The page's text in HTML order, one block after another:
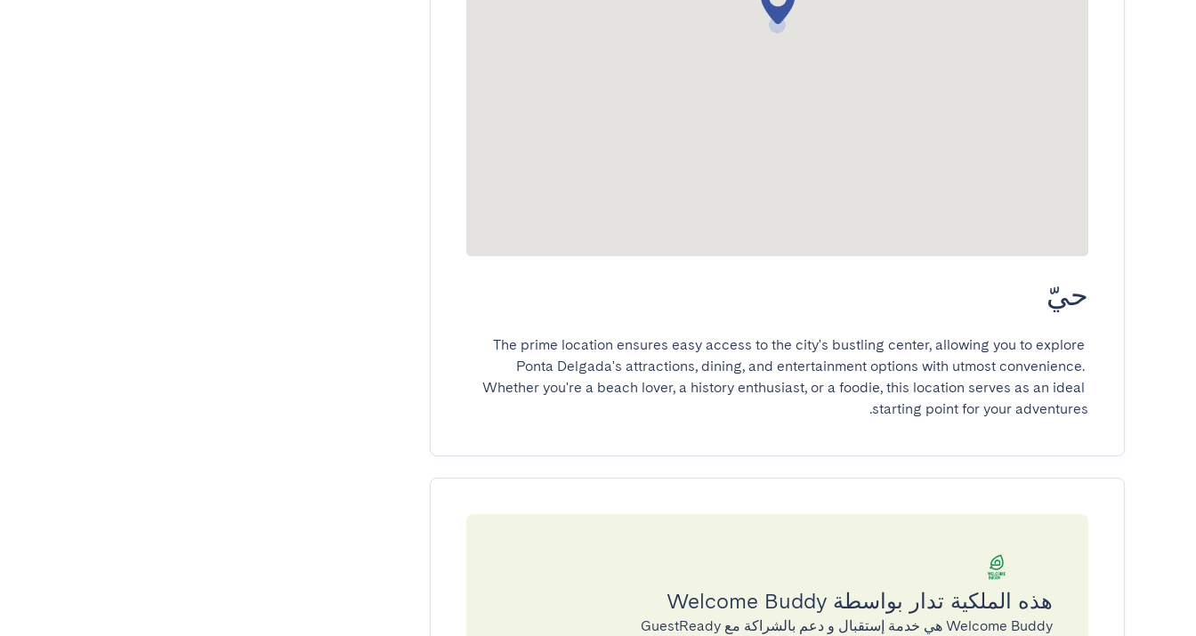
حيّ
The prime location ensures easy access to the city's bustling center, allowing you to explore
Ponta Delgada's attractions, dining, and entertainment options with utmost convenience.
Whether you're a beach lover, a history enthusiast, or a foodie, this location serves as an ideal
starting point for your adventures.
هذه الملكية تدار بواسطة Welcome Buddy
Welcome Buddy هي خدمة إستقبال و دعم بالشراكة مع GuestReady